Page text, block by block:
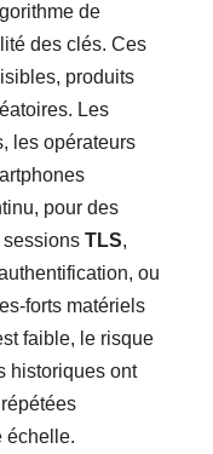
de
des clés. Ces
produits
Les
les opérateurs
pour des
TLS,
ou
forts matériels
faible, le risque
historiques ont
échelle.